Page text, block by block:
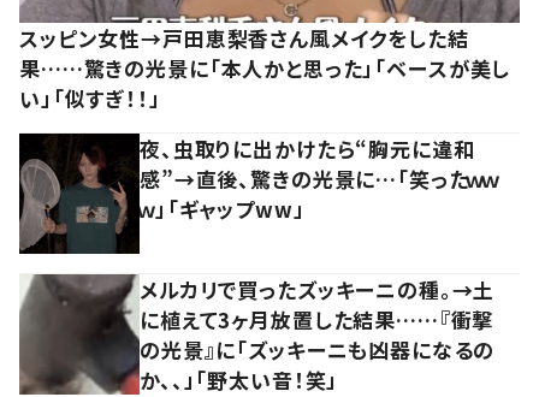
スッピン女性→戸田恵梨香さん風メイクをした結
果……驚きの光景に「本人かと思った」「ベースが美し
い」「似すぎ！！」
夜、虫取りに出かけたら“胸元に違和
感”→直後、驚きの光景に…「笑ったｗｗ
ｗ」「ギャップww」
メルカリで買ったズッキーニの種。→土
に植えて3ヶ月放置した結果……『衝撃
の光景』に「ズッキーニも凶器になるの
か、、」「野太い音！笑」